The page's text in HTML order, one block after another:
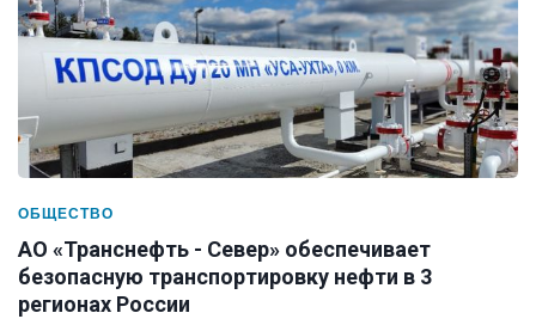
ОБЩЕСТВО
АО «Транснефть - Север» обеспечивает
безопасную транспортировку нефти в 3
регионах России